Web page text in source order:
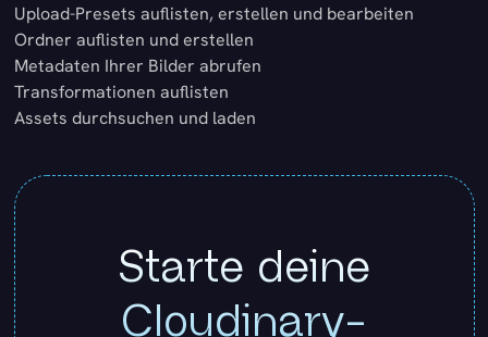
Upload-Presets auflisten, erstellen und bearbeiten
Ordner auflisten und erstellen
Metadaten Ihrer Bilder abrufen
Transformationen auflisten
Assets durchsuchen und laden
Starte deine
Cloudinary-